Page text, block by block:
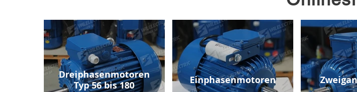
Dreiphasenmotoren
Typ 56 bis 180
Einphasenmotoren